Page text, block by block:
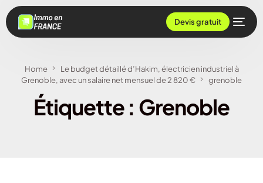
Devis gratuit
Home
Le budget détaillé d’Hakim, électricien industriel à
Grenoble, avec un salaire net mensuel de 2 820 €
grenoble
Étiquette : Grenoble